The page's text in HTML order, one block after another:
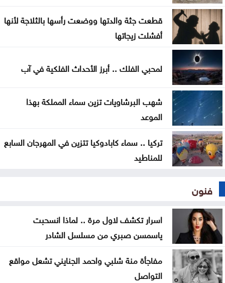
تغيير مسار 49 سفينة وتعطيل سفينتين ضمن عمليات
فرض الحصار على إيران
المواصفات والمقاييس: لا شكاوى بشأن أسطوانات
الغاز الجديدة
قطعت جثة والدتها ووضعت رأسها بالثلاجة لأنها
أفشلت زيجاتها
لمحبي الفلك .. أبرز الأحداث الفلكية في آب
شهب البرشاويات تزين سماء المملكة بهذا
الموعد
تركيا .. سماء كابادوكيا تتزين في المهرجان السابع
للمناطيد
فنون
اسرار تكشف لاول مرة .. لماذا انسحبت
ياسمسن صبري من مسلسل الشادر
مفاجأة منة شلبي واحمد الجنايني تشعل مواقع
التواصل